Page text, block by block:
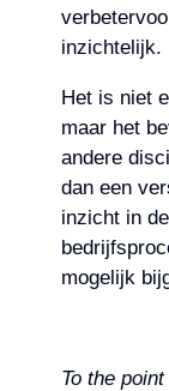
inzichtelijk.
Het is niet
maar het
andere
dan een
inzicht in
mogelijk
To the point